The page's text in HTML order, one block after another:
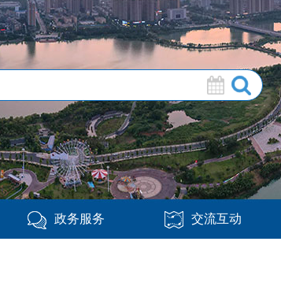
政务服务 交流互动